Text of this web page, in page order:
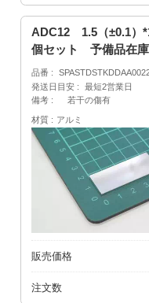
ADC12 1.5（±0.1）
個セット 予備品在庫
品番
発送日目安
最短2営業日
備考
若干の傷有
材質 アルミ
販売価格
注文数